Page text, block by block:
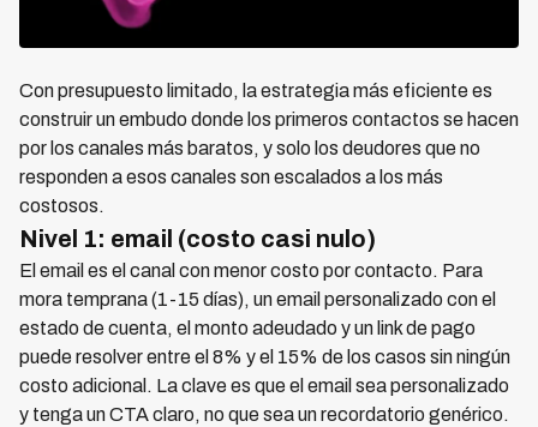
Con presupuesto limitado, la estrategia más eficiente es
construir un embudo donde los primeros contactos se hacen
por los canales más baratos, y solo los deudores que no
responden a esos canales son escalados a los más
costosos.
Nivel 1: email (costo casi nulo)
El email es el canal con menor costo por contacto. Para
mora temprana (1-15 días), un email personalizado con el
estado de cuenta, el monto adeudado y un link de pago
puede resolver entre el 8% y el 15% de los casos sin ningún
costo adicional. La clave es que el email sea personalizado
y tenga un CTA claro, no que sea un recordatorio genérico.